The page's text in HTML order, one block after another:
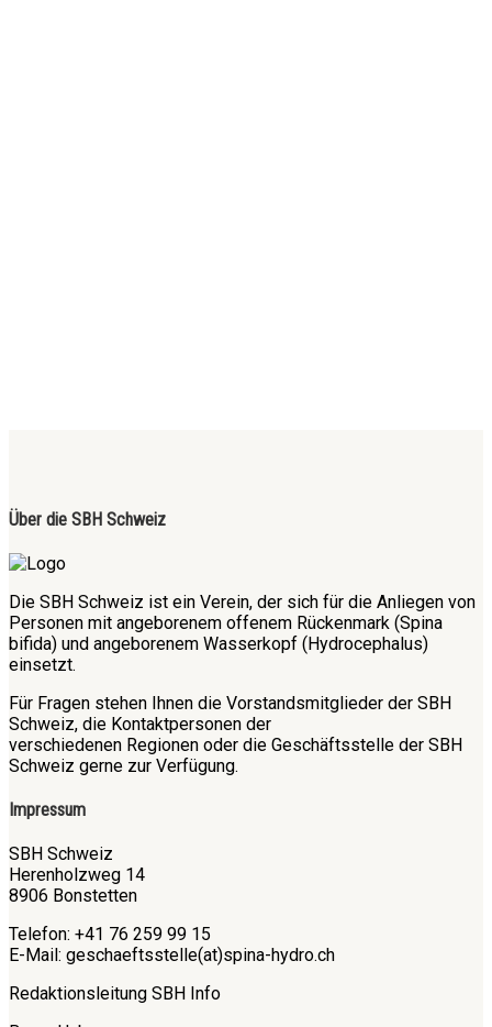
Über die SBH Schweiz
Die SBH Schweiz ist ein Verein, der sich für die Anliegen von
Personen mit angeborenem offenem Rückenmark (Spina
bifida) und angeborenem Wasserkopf (Hydrocephalus)
einsetzt.
Für Fragen stehen Ihnen die Vorstandsmitglieder der SBH
Schweiz, die Kontaktpersonen der
verschiedenen Regionen oder die Geschäftsstelle der SBH
Schweiz gerne zur Verfügung.
Impressum
SBH Schweiz
Herenholzweg 14
8906 Bonstetten
Telefon: +41 76 259 99 15
E-Mail: geschaeftsstelle(at)spina-hydro.ch
Redaktionsleitung SBH Info